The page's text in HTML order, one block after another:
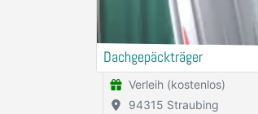
Dachgepäckträger
Verleih (kostenlos)
94315 Straubing